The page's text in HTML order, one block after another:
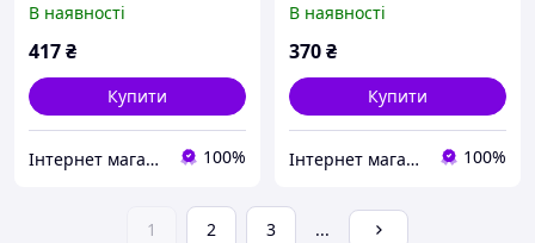
В наявності
417₴
Купити
Інтернет магазин stroymag.dp.ua 100%
В наявності
370₴
Купити
Інтернет магазин stroymag.dp.ua 100%
1 2 3 ...